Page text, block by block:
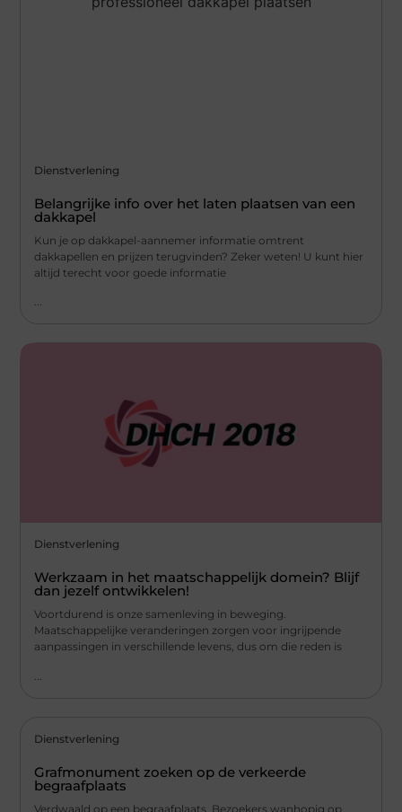
Dienstverlening
Belangrijke info over het laten plaatsen van een
dakkapel
Kun je op dakkapel-aannemer informatie omtrent
dakkapellen en prijzen terugvinden? Zeker weten! U kunt hier
altijd terecht voor goede informatie
...
Dienstverlening
Werkzaam in het maatschappelijk domein? Blijf
dan jezelf ontwikkelen!
Voortdurend is onze samenleving in beweging.
Maatschappelijke veranderingen zorgen voor ingrijpende
aanpassingen in verschillende levens, dus om die reden is
Dienstverlening
Grafmonument zoeken op de verkeerde
begraafplaats
Verdwaald op een begraafplaats Bezoekers wanhopig op